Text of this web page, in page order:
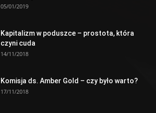
05/01/2019
Kapitalizm w poduszce – prostota, która
czyni cuda
14/11/2018
Komisja ds. Amber Gold – czy było warto?
17/11/2018